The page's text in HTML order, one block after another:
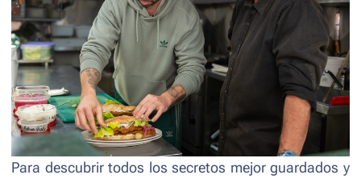
Para descubrir todos los secretos mejor guardados y